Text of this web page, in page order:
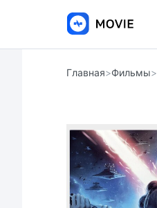
Главная>Фильмы>